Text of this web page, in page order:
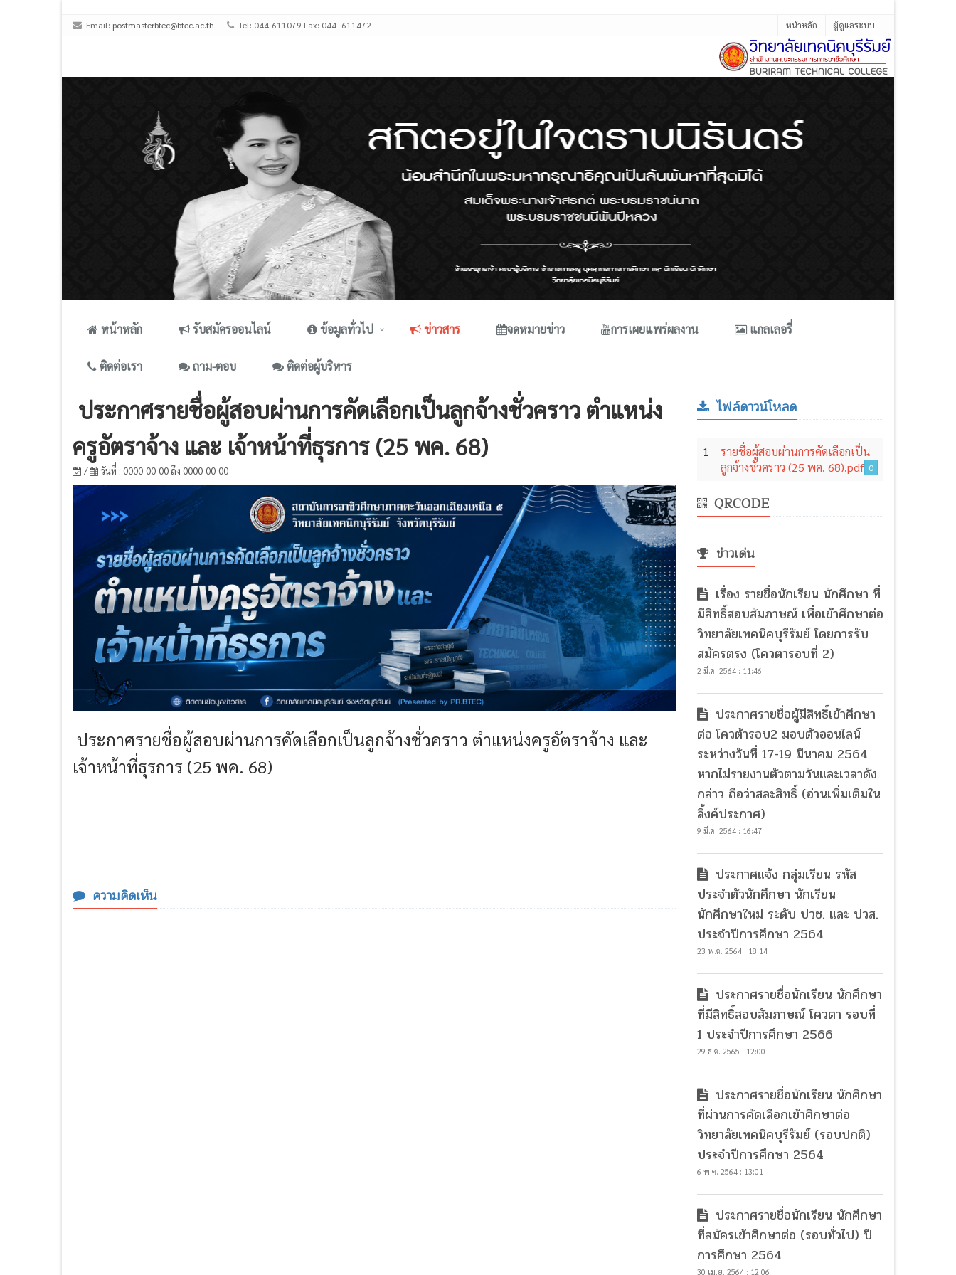
Email: postmasterbtec@btec.ac.th Tel: 044-611079 Fax: 044- 611472 หน้าหลัก ผู้ดูแลระบบ
หน้าหลัก รับสมัครออนไลน์ ข้อมูลทั่วไป ข่าวสาร จดหมายข่าว การเผยแพร่ผลงาน แกลเลอรี่
ติดต่อเรา ถาม-ตอบ ติดต่อผู้บริหาร
ประกาศรายชื่อผู้สอบผ่านการคัดเลือกเป็นลูกจ้างชั่วคราว ตำแหน่ง
ครูอัตราจ้าง และ เจ้าหน้าที่ธุรการ (25 พค. 68)
/ วันที่ : 0000-00-00 ถึง 0000-00-00
ประกาศรายชื่อผู้สอบผ่านการคัดเลือกเป็นลูกจ้างชั่วคราว ตำแหน่งครูอัตราจ้าง และ
เจ้าหน้าที่ธุรการ (25 พค. 68)
ความคิดเห็น
ไฟล์ดาวน์โหลด
1
รายชื่อผู้สอบผ่านการคัดเลือกเป็น
ลูกจ้างชั่วคราว (25 พค. 68).pdf 0
QRCODE
ข่าวเด่น
เรื่อง รายชื่อนักเรียน นักศึกษา ที่
มีสิทธิ์สอบสัมภาษณ์ เพื่อเข้าศึกษาต่อ
วิทยาลัยเทคนิคบุรีรัมย์ โดยการรับ
สมัครตรง (โควตารอบที่ 2)
2 มี.ค. 2564 : 11:46
ประกาศรายชื่อผู้มีสิทธิ์เข้าศึกษา
ต่อ โควต้ารอบ2 มอบตัวออนไลน์
ระหว่างวันที่ 17-19 มีนาคม 2564
หากไม่รายงานตัวตามวันและเวลาดัง
กล่าว ถือว่าสละสิทธิ์ (อ่านเพิ่มเติมใน
ลิ้งค์ประกาศ)
9 มี.ค. 2564 : 16:47
ประกาศแจ้ง กลุ่มเรียน รหัส
ประจำตัวนักศึกษา นักเรียน
นักศึกษาใหม่ ระดับ ปวช. และ ปวส.
ประจำปีการศึกษา 2564
23 พ.ค. 2564 : 18:14
ประกาศรายชื่อนักเรียน นักศึกษา
ที่มีสิทธิ์สอบสัมภาษณ์ โควตา รอบที่
1 ประจำปีการศึกษา 2566
29 ธ.ค. 2565 : 12:00
ประกาศรายชื่อนักเรียน นักศึกษา
ที่ผ่านการคัดเลือกเข้าศึกษาต่อ
วิทยาลัยเทคนิคบุรีรัมย์ (รอบปกติ)
ประจำปีการศึกษา 2564
6 พ.ค. 2564 : 13:01
ประกาศรายชื่อนักเรียน นักศึกษา
ที่สมัครเข้าศึกษาต่อ (รอบทั่วไป) ปี
การศึกษา 2564
30 เม.ย. 2564 : 12:06